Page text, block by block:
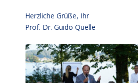
Herzliche Grüße, Ihr
Prof. Dr. Guido Quelle